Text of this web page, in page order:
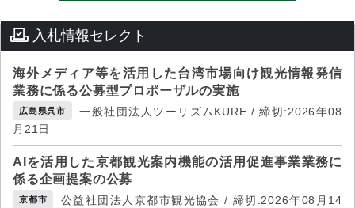
入札情報セレクト
海外メディア等を活用した台湾市場向け観光情報発信
業務に係る公募型プロポーザルの実施
広島県呉市
一般社団法人ツーリズムKURE / 締切:2026年08
月21日
AIを活用した京都観光案内機能の活用促進事業業務に
係る企画提案の公募
京都市
公益社団法人京都市観光協会 / 締切:2026年08月14